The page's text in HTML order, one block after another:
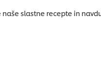
naše slastne recepte in